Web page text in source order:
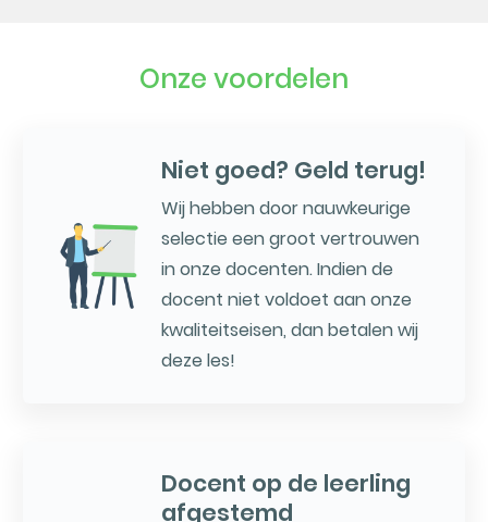
Onze voordelen
Niet goed? Geld terug!
Wij hebben door nauwkeurige
selectie een groot vertrouwen
in onze docenten. Indien de
docent niet voldoet aan onze
kwaliteitseisen, dan betalen wij
deze les!
Docent op de leerling
afgestemd